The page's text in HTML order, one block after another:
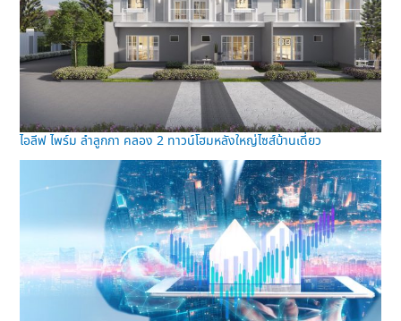
ไอลีฟ ไพร์ม ลำลูกกา คลอง 2 ทาวน์โฮมหลังใหญ่ไซส์บ้านเดี่ยว